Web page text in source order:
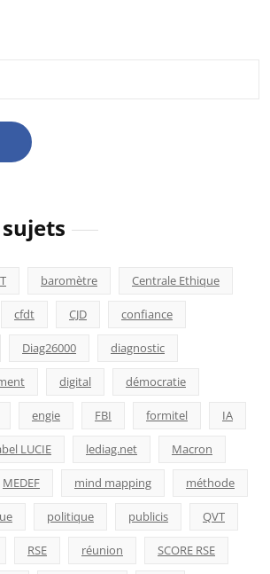
baromètre Centrale Ethique
cfdt CJD confiance
Diag26000 diagnostic
digital démocratie
engie FBI formitel IA
LUCIE lediag.net Macron
MEDEF mind mapping méthode
politique publicis QVT
RSE réunion SCORE RSE